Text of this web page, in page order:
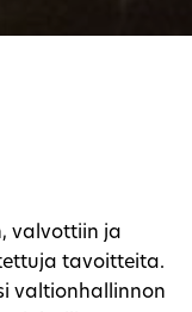
valvottiin ja
tavoitteita.
valtionhallinnon